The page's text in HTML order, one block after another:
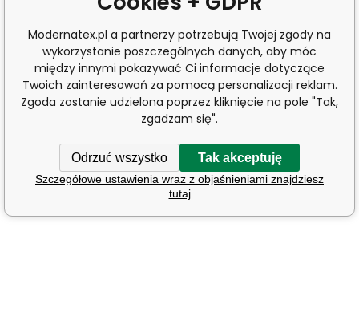
Modernatex.pl a partnerzy potrzebują Twojej zgody na
wykorzystanie poszczególnych danych, aby móc
między innymi pokazywać Ci informacje dotyczące
Twoich zainteresowań za pomocą personalizacji reklam.
Zgoda zostanie udzielona poprzez kliknięcie na pole "Tak,
zgadzam się".
Odrzuć wszystko Tak akceptuję
Szczegółowe ustawienia wraz z objaśnieniami znajdziesz
tutaj